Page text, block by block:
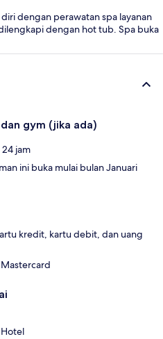
dengan perawatan spa layanan
dengan hot tub. Spa buka
gym (jika ada)
jam
ini buka mulai bulan Januari
kredit, kartu debit, dan uang